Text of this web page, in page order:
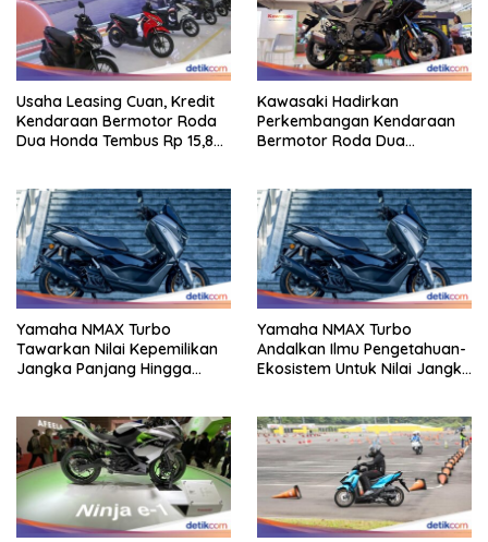
Usaha Leasing Cuan, Kredit
Kendaraan Bermotor Roda
Dua Honda Tembus Rp 15,8
Kawasaki Hadirkan
Perkembangan Kendaraan
Bermotor Roda Dua
Yamaha NMAX Turbo
Tawarkan Nilai Kepemilikan
Jangka Panjang Hingga
Yamaha NMAX Turbo
Andalkan Ilmu Pengetahuan-
Ekosistem Untuk Nilai Jangka